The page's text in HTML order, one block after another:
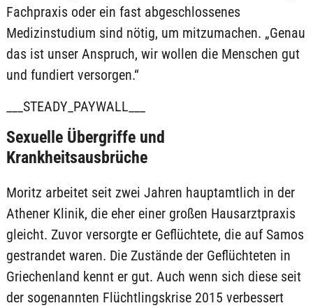
Fachpraxis oder ein fast abgeschlossenes
Medizinstudium sind nötig, um mitzumachen. „Genau
das ist unser Anspruch, wir wollen die Menschen gut
und fundiert versorgen.“
___STEADY_PAYWALL___
Sexuelle Übergriffe und
Krankheitsausbrüche
Moritz arbeitet seit zwei Jahren hauptamtlich in der
Athener Klinik, die eher einer großen Hausarztpraxis
gleicht. Zuvor versorgte er Geflüchtete, die auf Samos
gestrandet waren. Die Zustände der Geflüchteten in
Griechenland kennt er gut. Auch wenn sich diese seit
der sogenannten Flüchtlingskrise 2015 verbessert